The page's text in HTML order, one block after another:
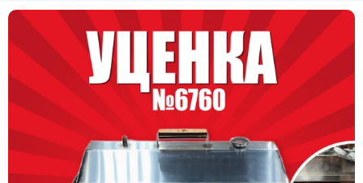
Уценка Костровые чаши